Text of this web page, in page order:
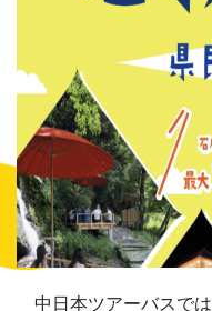
中日本ツアーバスで